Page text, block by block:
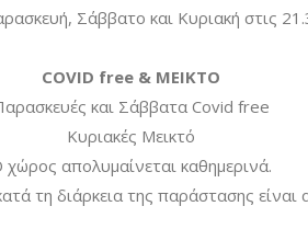
Σάββατο και Κυριακή στις
COVID free & MEIKTO
και Σάββατα Covid free
Κυριακές Μεικτό
χώρος απολυμαίνεται καθημερινά.
τη διάρκεια της παράστασης είναι